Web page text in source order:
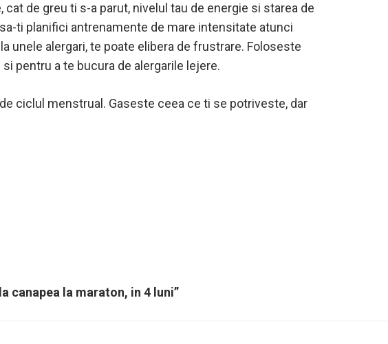
de greu ti s-a parut, nivelul tau de energie si starea de
ti planifici antrenamente de mare intensitate atunci
unele alergari, te poate elibera de frustrare. Foloseste
pentru a te bucura de alergarile lejere.
ciclul menstrual. Gaseste ceea ce ti se potriveste, dar
canapea la maraton, in 4 luni”